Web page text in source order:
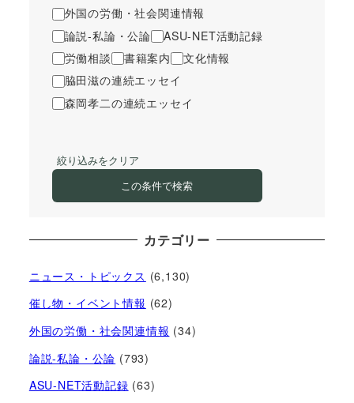
外国の労働・社会関連情報
論説-私論・公論
ASU-NET活動記録
労働相談
書籍案内
文化情報
脇田滋の連続エッセイ
森岡孝二の連続エッセイ
絞り込みをクリア
この条件で検索
カテゴリー
ニュース・トピックス (6,130)
催し物・イベント情報 (62)
外国の労働・社会関連情報 (34)
論説-私論・公論 (793)
ASU-NET活動記録 (63)